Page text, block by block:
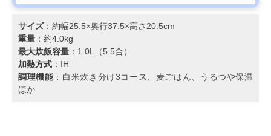
サイズ：約幅25.5×奥行37.5×高さ20.5cm
重量 ：約4.0kg
最大炊飯容量 ：1.0L（5.5合）
加熱方式 ：IH
調理機能：白米炊き分け3コース、麦ごはん、うるつや保温
ほか